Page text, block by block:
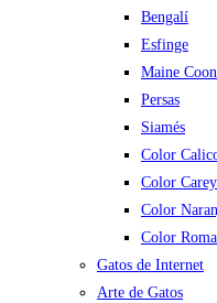
Bengalí
Esfinge
Maine Coon
Persas
Siamés
Color
Color Carey
Color
Color
Gatos de Internet
Arte de Gatos